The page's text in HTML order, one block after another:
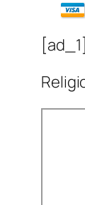
[ad_1]